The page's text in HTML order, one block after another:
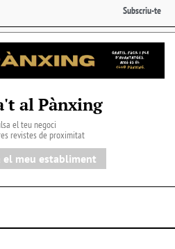
Subscriu-te
al Pànxing
el teu negoci
revistes de proximitat
el meu establiment